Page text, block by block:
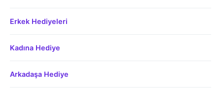
Erkek Hediyeleri
Kadına Hediye
Arkadaşa Hediye